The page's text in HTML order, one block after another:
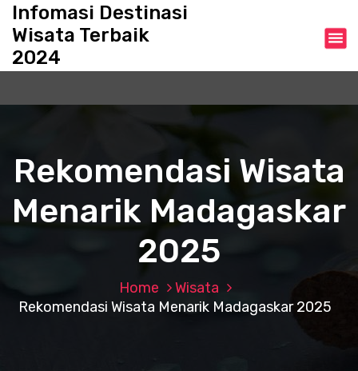
Infomasi Destinasi
Wisata Terbaik
2024
Rekomendasi Wisata
Menarik Madagaskar
2025
Home
Wisata
Rekomendasi Wisata Menarik Madagaskar 2025